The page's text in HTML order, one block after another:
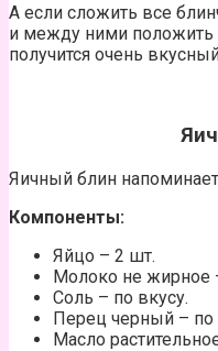
А если сложить все
и между ними положить
получится очень
Яичный блин
Компоненты:
Яйцо – 2 шт.
Молоко не жирное
Соль – по вкусу.
Перец черный – по
Масло